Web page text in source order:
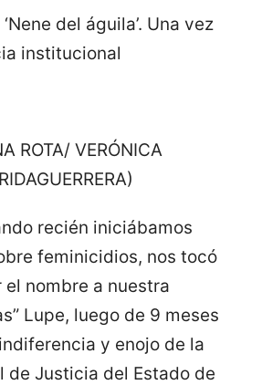
del águila’. Una vez
institucional
ROTA/ VERÓNICA
recién iniciábamos
feminicidios, nos tocó
nombre a nuestra
Lupe, luego de 9 meses
y enojo de la
de Justicia del Estado de